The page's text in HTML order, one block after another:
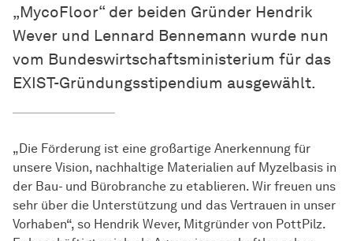
„MycoFloor“ der beiden Gründer Hendrik
Wever und Lennard Bennemann wurde nun
vom Bundeswirtschaftsministerium für das
EXIST-Gründungsstipendium ausgewählt.
„Die Förderung ist eine großartige Anerkennung für
unsere Vision, nachhaltige Materialien auf Myzelbasis in
der Bau- und Bürobranche zu etablieren. Wir freuen uns
sehr über die Unterstützung und das Vertrauen in unser
Vorhaben“, so Hendrik Wever, Mitgründer von PottPilz.